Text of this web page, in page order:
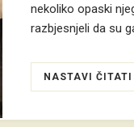
nekoliko opaski
razbjesnjeli da su
NASTAVI ČITATI